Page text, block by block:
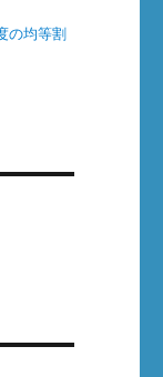
の均等割